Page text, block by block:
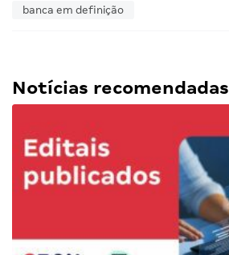
banca em definição
Notícias recomendadas